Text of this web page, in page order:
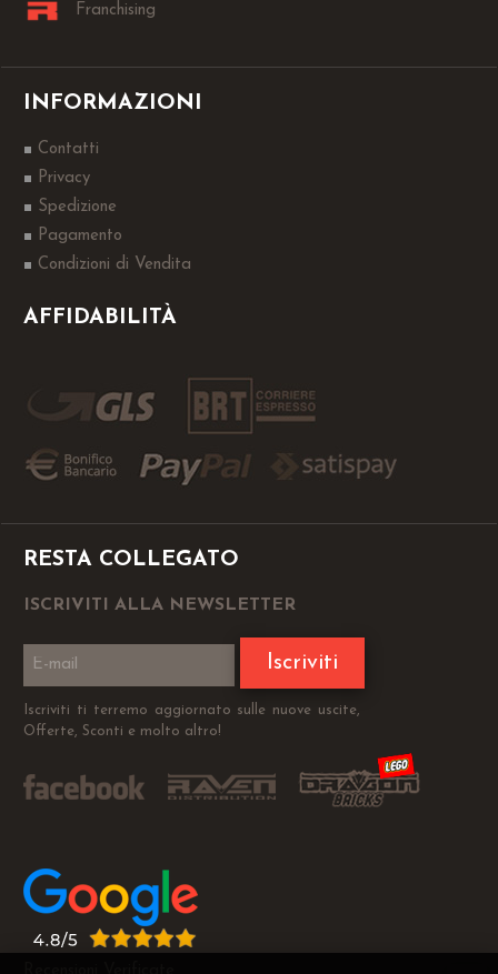
Franchising
INFORMAZIONI
Contatti
Privacy
Spedizione
Pagamento
Condizioni di Vendita
AFFIDABILITÀ
RESTA COLLEGATO
ISCRIVITI ALLA NEWSLETTER
Iscriviti
Iscriviti ti terremo aggiornato sulle nuove uscite,
Offerte, Sconti e molto altro!